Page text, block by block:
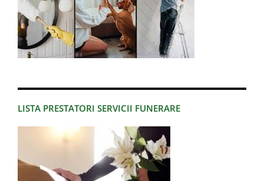
LISTA PRESTATORI SERVICII FUNERARE